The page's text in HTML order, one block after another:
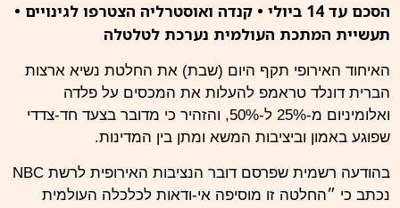
הסכם עד 14 ביולי • קנדה ואוסטרליה הצטרפו לגינויים •
תעשיית המתכת העולמית נערכת לטלטלה
האיחוד האירופי תקף היום (שבת) את החלטת נשיא ארצות
הברית דונלד טראמפ להעלות את המכסים על פלדה
ואלומיניום מ-25% ל-50%, והזהיר כי מדובר בצעד חד-צדדי
שפוגע באמון וביציבות המשא ומתן בין המדינות.
בהודעה רשמית שפרסם דובר הנציבות האירופית לרשת NBC
נכתב כי ״החלטה זו מוסיפה אי-ודאות לכלכלה העולמית